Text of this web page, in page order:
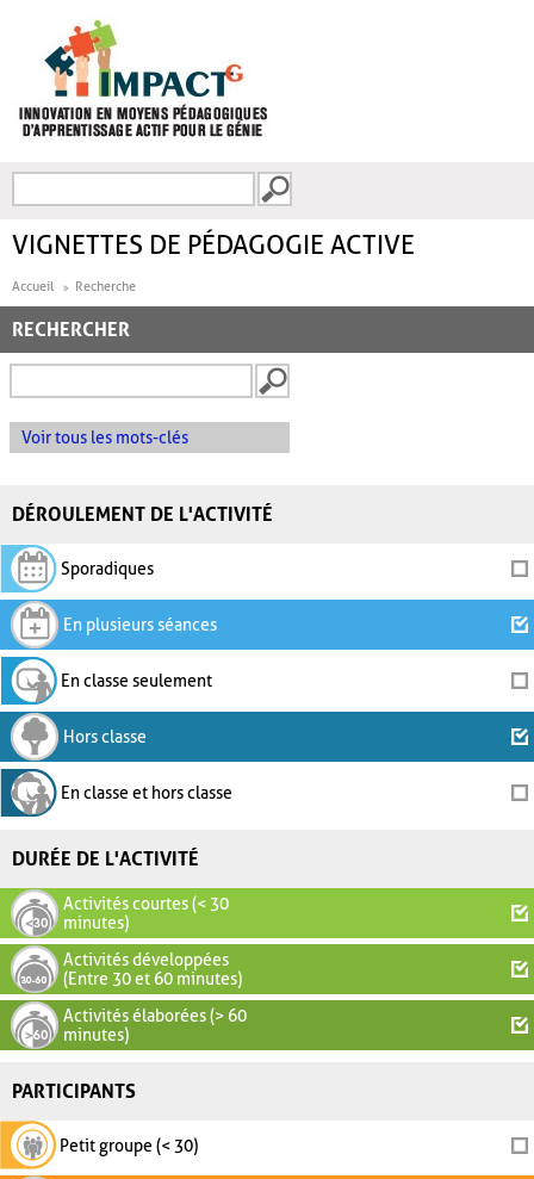
FORMULAIRE DE
VIGNETTES DE PÉDAGOGIE ACTIVE
Accueil Recherche
RECHERCHER
Voir tous les mots-clés
DÉROULEMENT DE L'ACTIVITÉ
Sporadiques
En plusieurs séances
En classe seulement
Hors classe
En classe et hors classe
DURÉE DE L'ACTIVITÉ
Activités courtes (< 30
minutes)
Activités développées
(Entre 30 et 60 minutes)
Activités élaborées (> 60
minutes)
PARTICIPANTS
Petit groupe (< 30)